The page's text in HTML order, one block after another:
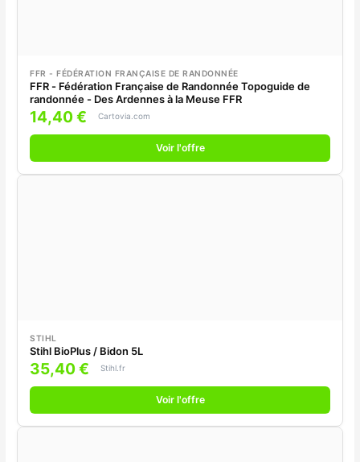
FFR - FÉDÉRATION FRANÇAISE DE RANDONNÉE
FFR - Fédération Française de Randonnée Topoguide de
randonnée - Des Ardennes à la Meuse FFR
14,40 € Cartovia.com
Voir l'offre
STIHL
Stihl BioPlus / Bidon 5L
35,40 € Stihl.fr
Voir l'offre